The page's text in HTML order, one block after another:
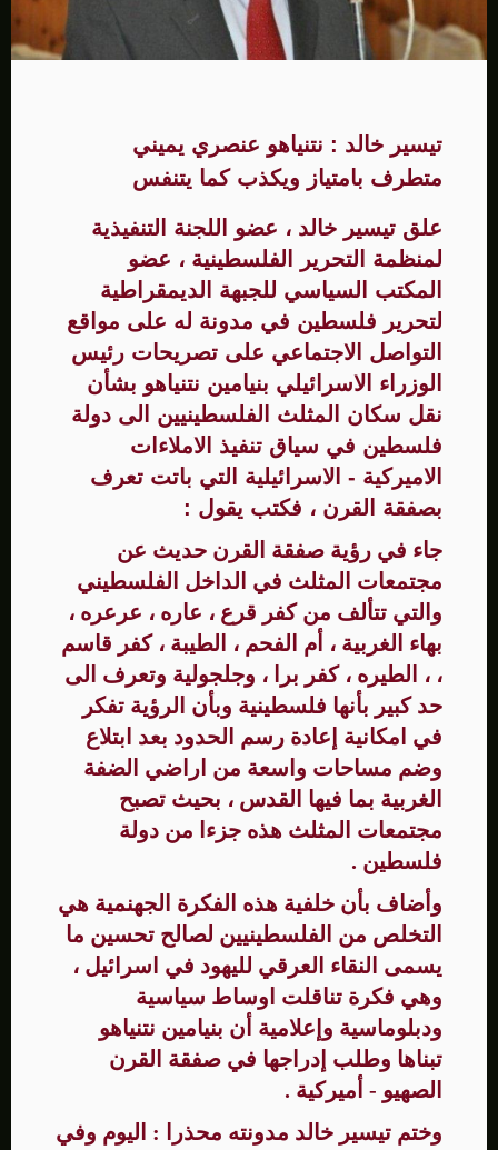
تيسير خالد : نتنياهو عنصري يميني
متطرف بامتياز ويكذب كما يتنفس
علق تيسير خالد ، عضو اللجنة التنفيذية
لمنظمة التحرير الفلسطينية ، عضو
المكتب السياسي للجبهة الديمقراطية
لتحرير فلسطين في مدونة له على مواقع
التواصل الاجتماعي على تصريحات رئيس
الوزراء الاسرائيلي بنيامين نتنياهو بشأن
نقل سكان المثلث الفلسطينيين الى دولة
فلسطين في سياق تنفيذ الاملاءات
الاميركية - الاسرائيلية التي باتت تعرف
بصفقة القرن ، فكتب يقول :
جاء في رؤية صفقة القرن حديث عن
مجتمعات المثلث في الداخل الفلسطيني
والتي تتألف من كفر قرع ، عاره ، عرعره ،
بهاء الغربية ، أم الفحم ، الطيبة ، كفر قاسم
، ، الطيره ، كفر برا ، وجلجولية وتعرف الى
حد كبير بأنها فلسطينية وبأن الرؤية تفكر
في امكانية إعادة رسم الحدود بعد ابتلاع
وضم مساحات واسعة من اراضي الضفة
الغربية بما فيها القدس ، بحيث تصبح
مجتمعات المثلث هذه جزءا من دولة
فلسطين .
وأضاف بأن خلفية هذه الفكرة الجهنمية هي
التخلص من الفلسطينيين لصالح تحسين ما
يسمى النقاء العرقي لليهود في اسرائيل ،
وهي فكرة تناقلت اوساط سياسية
ودبلوماسية وإعلامية أن بنيامين نتنياهو
تبناها وطلب إدراجها في صفقة القرن
الصهيو - أميركية .
وختم تيسير خالد مدونته محذرا : اليوم وفي